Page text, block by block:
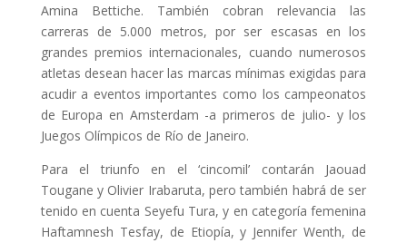
Amina Bettiche. También cobran relevancia las
carreras de 5.000 metros, por ser escasas en los
grandes premios internacionales, cuando numerosos
atletas desean hacer las marcas mínimas exigidas para
acudir a eventos importantes como los campeonatos
de Europa en Amsterdam -a primeros de julio- y los
Juegos Olímpicos de Río de Janeiro.
Para el triunfo en el ‘cincomil’ contarán Jaouad
Tougane y Olivier Irabaruta, pero también habrá de ser
tenido en cuenta Seyefu Tura, y en categoría femenina
Haftamnesh Tesfay, de Etiopía, y Jennifer Wenth, de